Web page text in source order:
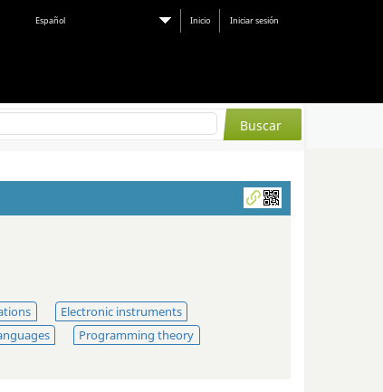
Español Inicio Iniciar sesión
Electronic instruments
Programming theory